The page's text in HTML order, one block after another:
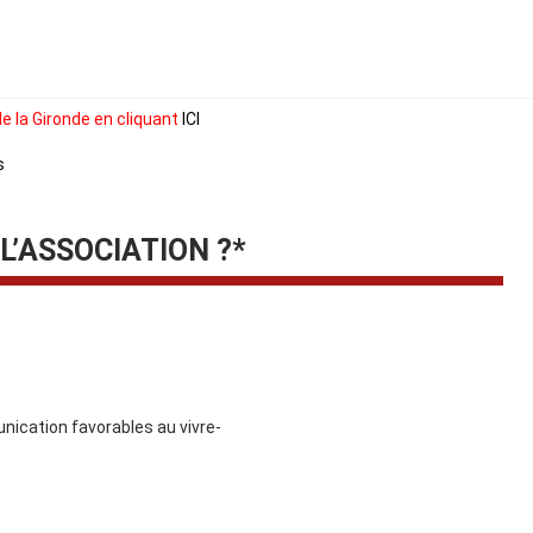
la Gironde en cliquant ICI
?*
favorables au vivre-